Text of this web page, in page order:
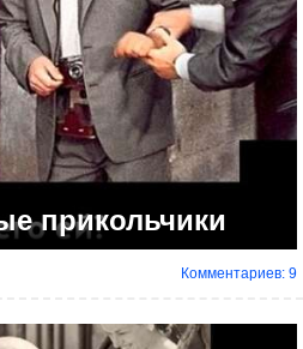
прикольчики
Комментариев: 9